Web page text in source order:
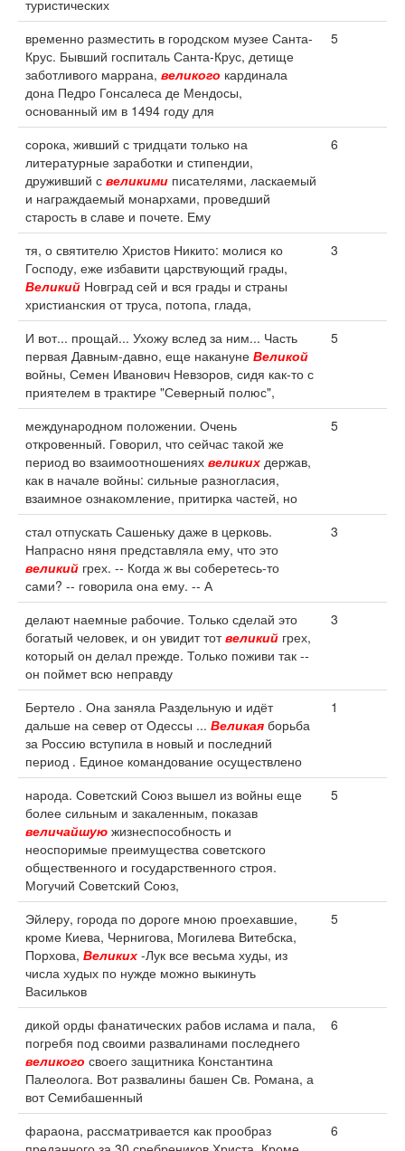
туристических
временно разместить в городском музее Санта-
Крус. Бывший госпиталь Санта-Крус, детище
заботливого маррана, великого кардинала
дона Педро Гонсалеса де Мендосы,
основанный им в 1494 году для
5
сорока, живший с тридцати только на
литературные заработки и стипендии,
друживший с великими писателями, ласкаемый
и награждаемый монархами, проведший
старость в славе и почете. Ему
6
тя, о святителю Христов Никито: молися ко
Господу, еже избавити царствующий грады,
Великий Новград сей и вся грады и страны
христианския от труса, потопа, глада,
3
И вот... прощай... Ухожу вслед за ним... Часть
первая Давным-давно, еще накануне Великой
войны, Семен Иванович Невзоров, сидя как-то с
приятелем в трактире "Северный полюс",
5
международном положении. Очень
откровенный. Говорил, что сейчас такой же
период во взаимоотношениях великих держав,
как в начале войны: сильные разногласия,
взаимное ознакомление, притирка частей, но
5
стал отпускать Сашеньку даже в церковь.
Напрасно няня представляла ему, что это
великий грех. -- Когда ж вы соберетесь-то
сами? -- говорила она ему. -- А
3
делают наемные рабочие. Только сделай это
богатый человек, и он увидит тотвеликий грех,
который он делал прежде. Только поживи так --
он поймет всю неправду
3
Бертело . Она заняла Раздельную и идёт
дальше на север от Одессы ... Великая борьба
за Россию вступила в новый и последний
период . Единое командование осуществлено
1
народа. Советский Союз вышел из войны еще
более сильным и закаленным, показав
величайшую жизнеспособность и
неоспоримые преимущества советского
общественного и государственного строя.
Могучий Советский Союз,
5
Эйлеру, города по дороге мною проехавшие,
кроме Киева, Чернигова, Могилева Витебска,
Порхова, Великих -Лук все весьма худы, из
числа худых по нужде можно выкинуть
Васильков
5
дикой орды фанатических рабов ислама и пала,
погребя под своими развалинами последнего
великого своего защитника Константина
Палеолога. Вот развалины башен Св. Романа, а
вот Семибашенный
6
фараона, рассматривается как прообраз
6